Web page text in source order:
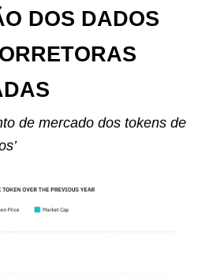
DOS DADOS
de mercado dos tokens de